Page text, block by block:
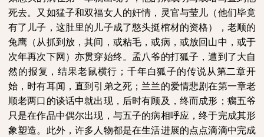
死去。又如猛子和双福女人的奸情，灵官与莹儿（他们毕竟
有了儿子，这肚里的儿子成了憨头挺棺材的资格），老顺的
兔鹰（从抓到放，其间，或粘毛，或病，或放回山中，或于
次年再次下网）亦贯穿始终。孟八爷的打狐子，遭到了大自
然的报复，结果老鼠横行；千年白狐子的传说从第二章开
始，时有耳闻，直到引弟之死；兰兰的爱情悲剧在第一章老
顺老两口的谈话中就出现，后时有顾及，终而成形；瘸五爷
只是在作品中偶尔出现，与五子的病相呼应，终于完成其形
象塑造。此外，许多人物都是在生活进展的点点滴滴中完成